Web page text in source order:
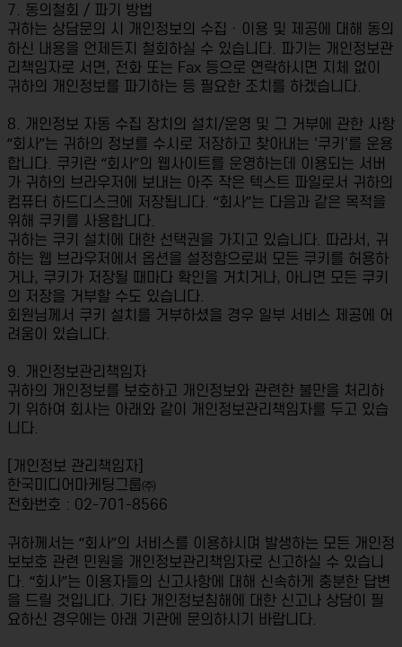
7. 동의철회 / 파기 방법
귀하는 상담문의 시 개인정보의 수집ㆍ이용 및 제공에 대해 동의
하신 내용을 언제든지 철회하실 수 있습니다. 파기는 개인정보관
리책임자로 서면, 전화 또는 Fax 등으로 연락하시면 지체 없이
귀하의 개인정보를 파기하는 등 필요한 조치를 하겠습니다.
8. 개인정보 자동 수집 장치의 설치/운영 및 그 거부에 관한 사항
“회사”는 귀하의 정보를 수시로 저장하고 찾아내는 '쿠키'를 운용
합니다. 쿠키란 “회사”의 웹사이트를 운영하는데 이용되는 서버
가 귀하의 브라우저에 보내는 아주 작은 텍스트 파일로서 귀하의
컴퓨터 하드디스크에 저장됩니다. “회사”는 다음과 같은 목적을
위해 쿠키를 사용합니다.
귀하는 쿠키 설치에 대한 선택권을 가지고 있습니다. 따라서, 귀
하는 웹 브라우저에서 옵션을 설정함으로써 모든 쿠키를 허용하
거나, 쿠키가 저장될 때마다 확인을 거치거나, 아니면 모든 쿠키
의 저장을 거부할 수도 있습니다.
회원님께서 쿠키 설치를 거부하셨을 경우 일부 서비스 제공에 어
려움이 있습니다.
9. 개인정보관리책임자
귀하의 개인정보를 보호하고 개인정보와 관련한 불만을 처리하
기 위하여 회사는 아래와 같이 개인정보관리책임자를 두고 있습
니다.
[개인정보 관리책임자]
한국미디어마케팅그룹㈜
전화번호 : 02-701-8566
귀하께서는 “회사”의 서비스를 이용하시며 발생하는 모든 개인정
보보호 관련 민원을 개인정보관리책임자로 신고하실 수 있습니
다. “회사”는 이용자들의 신고사항에 대해 신속하게 충분한 답변
을 드릴 것입니다. 기타 개인정보침해에 대한 신고나 상담이 필
요하신 경우에는 아래 기관에 문의하시기 바랍니다.